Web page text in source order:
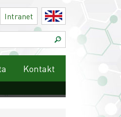
Intranet
Kontakt